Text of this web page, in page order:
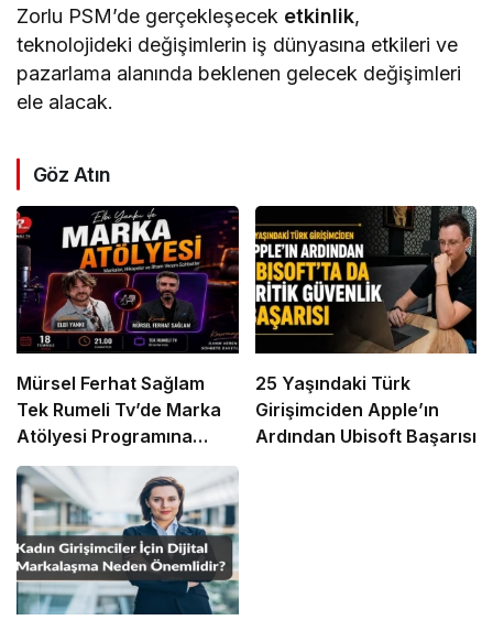
Zorlu PSM’de gerçekleşecek etkinlik,
teknolojideki değişimlerin iş dünyasına etkileri ve
pazarlama alanında beklenen gelecek değişimleri
ele alacak.
Göz Atın
Mürsel Ferhat Sağlam
Tek Rumeli Tv’de Marka
Atölyesi Programına
Konuk Oldu
25 Yaşındaki Türk
Girişimciden Apple’ın
Ardından Ubisoft Başarısı